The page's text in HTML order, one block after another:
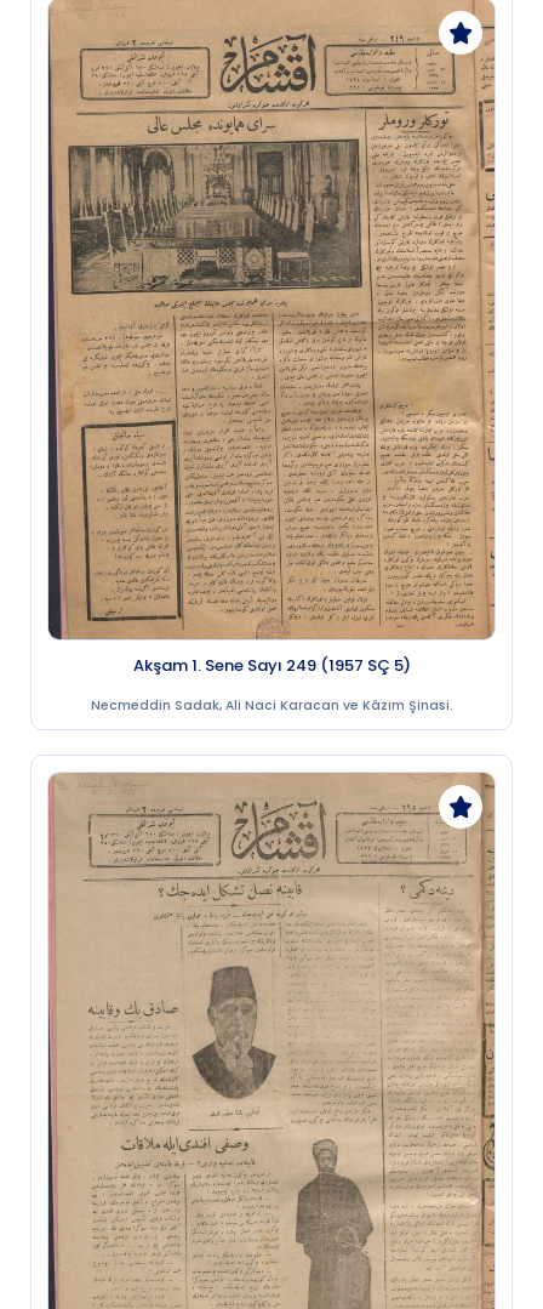
Akşam 1. Sene Sayı 249 (1957 SÇ 5)
Necmeddin Sadak, Ali Naci Karacan ve Kâzım Şinasi.